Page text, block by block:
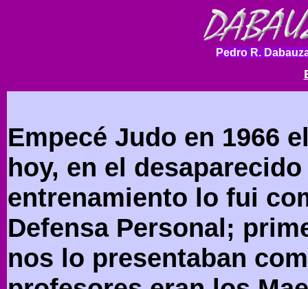
Pedro R.
Empecé Judo en 1966
hoy, en el
entrenamiento lo fui
Defensa Personal;
nos lo presentaban